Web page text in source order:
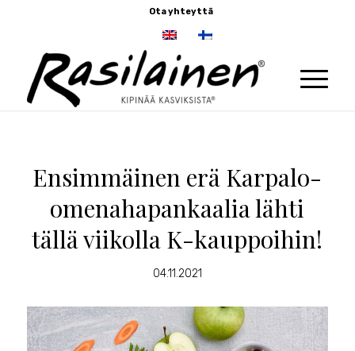
Ota yhteyttä
Ensimmäinen erä Karpalo-
omenahapankaalia lähti
tällä viikolla K-kauppoihin!
04.11.2021